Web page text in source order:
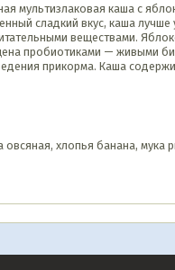
мультизлаковая каша с
сладкий вкус, каша
веществами.
пробиотиками — живыми
прикорма. Каша
хлопья банана, мука